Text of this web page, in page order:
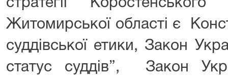
стратегії
Житомирської області є
суддівської етики, Закон
статус суддів”, Закон